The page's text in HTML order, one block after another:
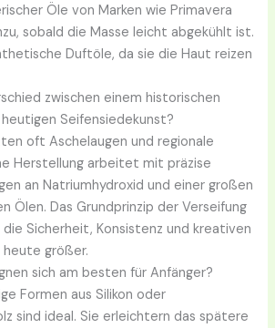
Öle von Marken wie Primavera
sobald die Masse leicht abgekühlt ist.
Duftöle, da sie die Haut reizen
zwischen einem historischen
Seifensiedekunst?
oft Aschelaugen und regionale
Herstellung arbeitet mit präzise
an Natriumhydroxid und einer großen
Ölen. Das Grundprinzip der Verseifung
Sicherheit, Konsistenz und kreativen
heute größer.
sich am besten für Anfänger?
Formen aus Silikon oder
sind ideal. Sie erleichtern das spätere